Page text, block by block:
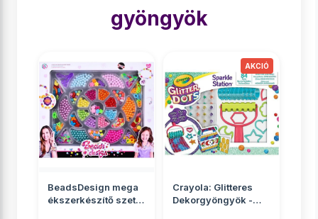
gyöngyök
BeadsDesign mega
ékszerkészítő szett
Crayola: Glitteres
Dekorgyöngyök -